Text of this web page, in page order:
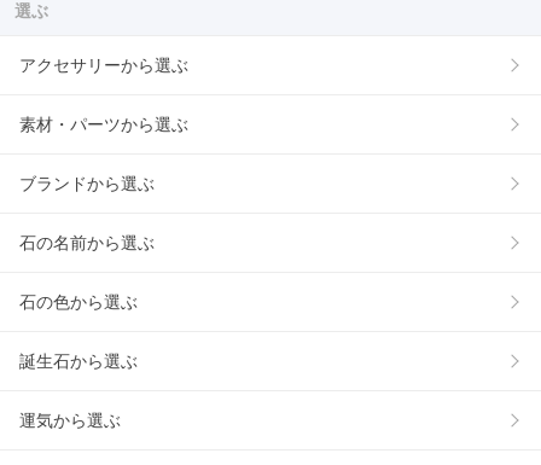
選ぶ
アクセサリーから選ぶ
素材・パーツから選ぶ
ブランドから選ぶ
石の名前から選ぶ
石の色から選ぶ
誕生石から選ぶ
運気から選ぶ